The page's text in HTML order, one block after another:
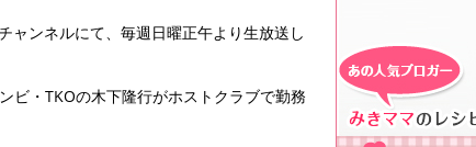
ャンネルにて、毎週日曜正午より生放送し
ビ・TKOの木下隆行がホストクラブで勤務